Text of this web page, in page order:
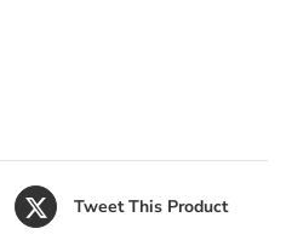
Tweet This Product